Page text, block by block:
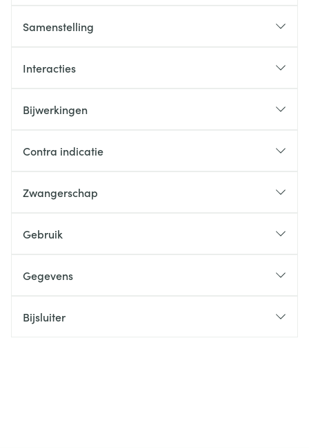
Samenstelling
Interacties
Bijwerkingen
Contra indicatie
Zwangerschap
Gebruik
Gegevens
Bijsluiter